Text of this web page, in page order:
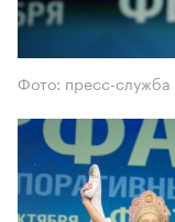
Фото: пресс-служба